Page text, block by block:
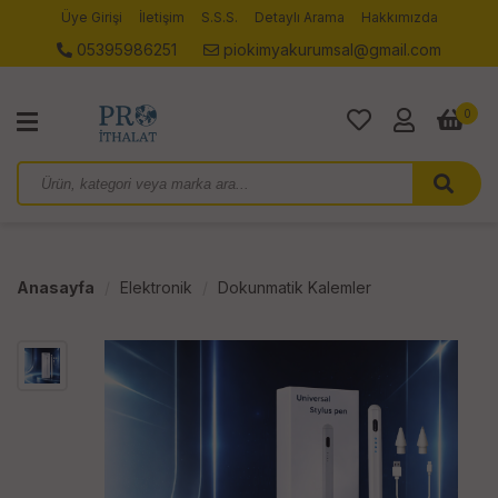
Üye Girişi İletişim S.S.S. Detaylı Arama Hakkımızda
05395986251 piokimyakurumsal@gmail.com
0
Anasayfa Elektronik Dokunmatik Kalemler